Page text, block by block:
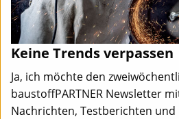
Keine Trends verpassen
Ja, ich möchte den
baustoffPARTNER Newsletter
Nachrichten, Testberichten